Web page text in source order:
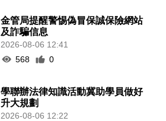
金管局提醒警惕偽冒保誠保險網站
及詐騙信息
2026-08-06 12:41
568
0
學聯辦法律知識活動冀助學員做好
升大規劃
2026-08-06 12:22